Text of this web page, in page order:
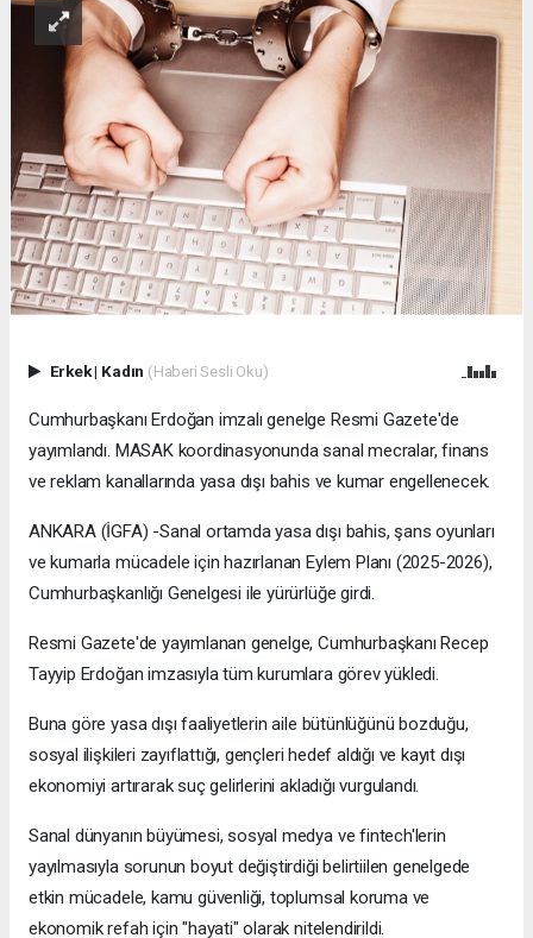
Erkek| Kadın (Haberi Sesli Oku)
Cumhurbaşkanı Erdoğan imzalı genelge Resmi Gazete'de
yayımlandı. MASAK koordinasyonunda sanal mecralar, finans
ve reklam kanallarında yasa dışı bahis ve kumar engellenecek.
ANKARA (İGFA) -Sanal ortamda yasa dışı bahis, şans oyunları
ve kumarla mücadele için hazırlanan Eylem Planı (2025-2026),
Cumhurbaşkanlığı Genelgesi ile yürürlüğe girdi.
Resmi Gazete'de yayımlanan genelge, Cumhurbaşkanı Recep
Tayyip Erdoğan imzasıyla tüm kurumlara görev yükledi.
Buna göre yasa dışı faaliyetlerin aile bütünlüğünü bozduğu,
sosyal ilişkileri zayıflattığı, gençleri hedef aldığı ve kayıt dışı
ekonomiyi artırarak suç gelirlerini akladığı vurgulandı.
Sanal dünyanın büyümesi, sosyal medya ve fintech'lerin
yayılmasıyla sorunun boyut değiştirdiği belirtiilen genelgede
etkin mücadele, kamu güvenliği, toplumsal koruma ve
ekonomik refah için "hayati" olarak nitelendirildi.